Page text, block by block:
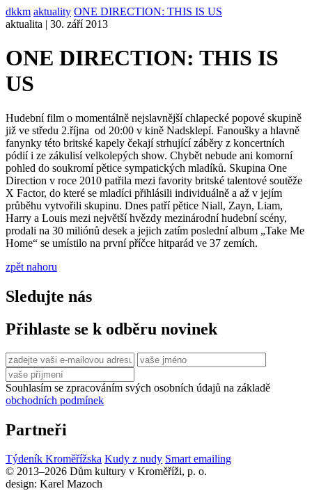
dkkm aktuality ONE DIRECTION: THIS IS US
aktualita | 30. září 2013
ONE DIRECTION: THIS IS
US
Hudební film o momentálně nejslavnější chlapecké popové skupině
již ve středu 2.října od 20:00 v kině Nadsklepí. Fanoušky a hlavně
fanynky této britské kapely čekají strhující záběry z koncertních
pódií i ze zákulisí velkolepých show. Chybět nebude ani komorní
pohled do soukromí pětice sympatických mladíků. Skupina One
Direction v roce 2010 patřila mezi favority britské talentové soutěže
X Factor, do které se mladíci přihlásili individuálně a až v jejím
průběhu vytvořili skupinu. Dnes patří pětice Niall, Zayn, Liam,
Harry a Louis mezi největší hvězdy mezinárodní hudební scény,
prodali na 30 miliónů desek a jejich zatím poslední album „Take Me
Home“ se umístilo na první příčce hitparád ve 37 zemích.
zpět nahoru
Sledujte nás
Přihlaste se k odběru novinek
Souhlasím se zpracováním svých osobních údajů na základě
obchodních podmínek
Partneři
Týdeník Kroměřížska Kudy z nudy Smart emailing
© 2013–2026 Dům kultury v Kroměříži, p. o.
design: Karel Mazoch